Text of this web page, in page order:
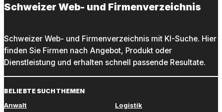
Schweizer Web- und Firmenverzeichnis
Schweizer Web- und Firmenverzeichnis mit KI-Suche. Hier
finden Sie Firmen nach Angebot, Produkt oder
Dienstleistung und erhalten schnell passende Resultate.
BELIEBTE SUCHTHEMEN
Anwalt
Logistik